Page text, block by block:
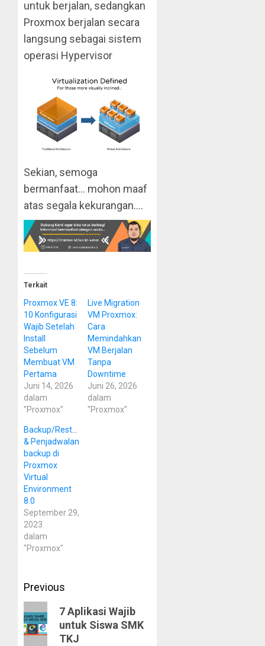
untuk berjalan, sedangkan
Proxmox berjalan secara
langsung sebagai sistem
operasi Hypervisor
Sekian, semoga
bermanfaat… mohon maaf
atas segala kekurangan….
Terkait
Proxmox VE 8:
10 Konfigurasi
Wajib Setelah
Install
Sebelum
Membuat VM
Pertama
Juni 14, 2026
dalam
"Proxmox"
Live Migration
VM Proxmox:
Cara
Memindahkan
VM Berjalan
Tanpa
Downtime
Juni 26, 2026
dalam
"Proxmox"
Backup/Restore
& Penjadwalan
backup di
Proxmox
Virtual
Environment
8.0
September 29,
2023
dalam
"Proxmox"
Post
navigation
Previous
Previous
post:
7 Aplikasi Wajib
untuk Siswa SMK
TKJ